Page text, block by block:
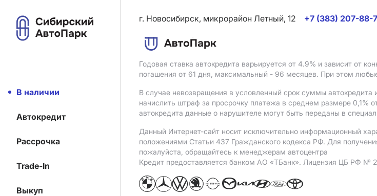
В наличии
Автокредит
Рассрочка
Trade-In
Выкуп
г. Новосибирск, микрорайон Летный, 12
+7 (383) 207-88-
Годовая ставка автокредита варьируется от 4.9% и зависит от
погашения от 61 дня, максимальный - 96 месяцев. При этом
В случае невозвращения в условленный срок суммы автокредита
начислить штраф за просрочку платежа в среднем размере 0,1%
автокредита данные о нарушителе могут быть переданы в
Данный Интернет-сайт носит исключительно информационный
положениями Статьи 437 Гражданского кодекса РФ. Для
пожалуйста, обращайтесь к менеджерам автоцентра
Кредит предоставляется банком АO «ТБанк». Лицензия ЦБ РФ №